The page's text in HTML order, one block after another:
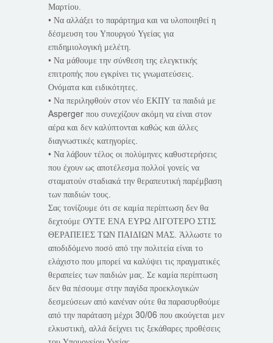
Μαρτίου.
• Να αλλάξει το παράρτημα και να υλοποιηθεί η
δέσμευση του Υπουργού Υγείας για
επιδημιολογική μελέτη.
• Να μάθουμε την σύνθεση της ελεγκτικής
επιτροπής που εγκρίνει τις γνωματεύσεις.
Ονόματα και ειδικότητες.
• Να περιληφθούν στον νέο ΕΚΠΥ τα παιδιά με
Asperger που συνεχίζουν ακόμη να είναι στον
αέρα και δεν καλύπτονται καθώς και άλλες
διαγνωστικές κατηγορίες.
• Να λάβουν τέλος οι πολύμηνες καθυστερήσεις
που έχουν ως αποτέλεσμα πολλοί γονείς να
σταματούν σταδιακά την θεραπευτική παρέμβαση
των παιδιών τους.
Σας τονίζουμε ότι σε καμία περίπτωση δεν θα
δεχτούμε ΟΥΤΕ ΕΝΑ ΕΥΡΩ ΛΙΓΟΤΕΡΟ ΣΤΙΣ
ΘΕΡΑΠΕΙΕΣ ΤΩΝ ΠΑΙΔΙΩΝ ΜΑΣ. Άλλωστε το
αποδιδόμενο ποσό από την πολιτεία είναι το
ελάχιστο που μπορεί να καλύψει τις πραγματικές
θεραπείες των παιδιών μας. Σε καμία περίπτωση
δεν θα πέσουμε στην παγίδα προεκλογικών
δεσμεύσεων από κανέναν ούτε θα παρασυρθούμε
από την παράταση μέχρι 30/06 που ακούγεται μεν
ελκυστική, αλλά δείχνει τις ξεκάθαρες προθέσεις